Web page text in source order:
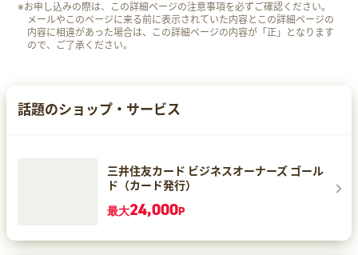
※お申し込みの際は、この詳細ページの注意事項を必ずご確認ください。
メールやこのページに来る前に表示されていた内容とこの詳細ページの
内容に相違があった場合は、この詳細ページの内容が「正」となります
ので、ご了承ください。
話題のショップ・サービス
三井住友カード ビジネスオーナーズ ゴール
ド（カード発行）
最大24,000P